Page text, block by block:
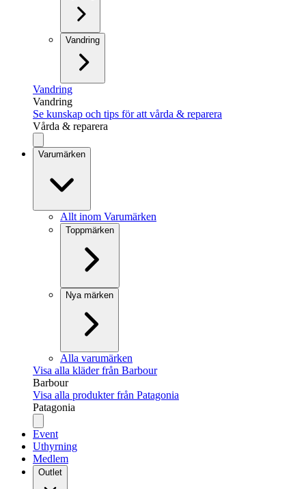
Vandring
Vandring
Vandring
Se kunskap och tips för att vårda & reparera
Vårda & reparera
Varumärken
Allt inom Varumärken
Toppmärken
Nya märken
Alla varumärken
Visa alla kläder från Barbour
Barbour
Visa alla produkter från Patagonia
Patagonia
Event
Uthyrning
Medlem
Outlet